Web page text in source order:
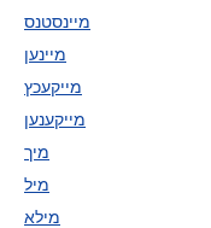
מיינסטנס
מיינען
מייקעכץ
מייקענען
מיך
מיל
מילא